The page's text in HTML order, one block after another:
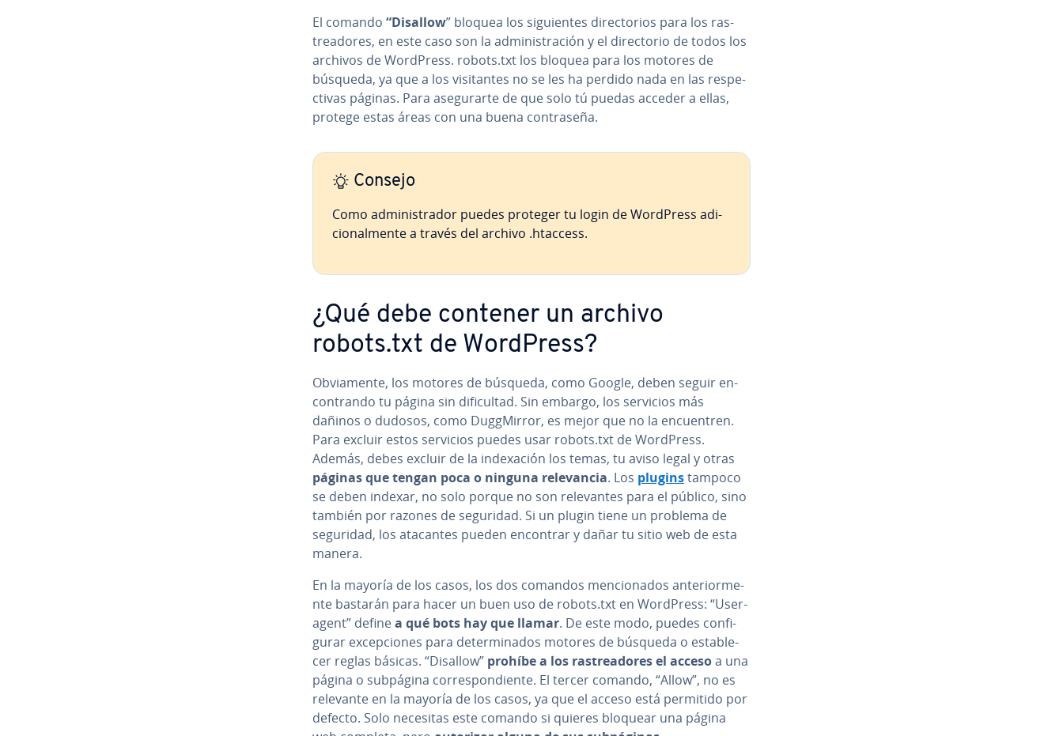
El comando “Disallow” bloquea los si­guie­n­tes di­re­c­to­rios para los ra­s­
trea­do­res, en este caso son la ad­mi­ni­s­tra­ción y el di­re­c­to­rio de todos los
archivos de WordPress. robots.txt los bloquea para los motores de
búsqueda, ya que a los vi­si­ta­n­tes no se les ha perdido nada en las re­s­pe­
c­ti­vas páginas. Para ase­gu­rar­te de que solo tú puedas acceder a ellas,
protege estas áreas con una buena co­n­tra­se­ña.
Consejo
Como ad­mi­ni­s­tra­dor puedes proteger tu login de WordPress adi­
cio­na­l­me­n­te a través del archivo .htaccess.
¿Qué debe contener un archivo
robots.txt de WordPress?
Ob­via­me­n­te, los motores de búsqueda, como Google, deben seguir en­
co­n­tra­n­do tu página sin di­fi­cu­l­tad. Sin embargo, los servicios más
dañinos o dudosos, como Du­g­g­Mi­rror, es mejor que no la en­cue­n­tren.
Para excluir estos servicios puedes usar robots.txt de WordPress.
Además, debes excluir de la in­de­xa­ción los temas, tu aviso legal y otras
páginas que tengan poca o ninguna re­le­va­n­cia. Los pluginstampoco
se deben indexar, no solo porque no son re­le­va­n­tes para el público, sino
también por razones de seguridad. Si un plugin tiene un problema de
seguridad, los atacantes pueden encontrar y dañar tu sitio web de esta
manera.
En la mayoría de los casos, los dos comandos me­n­cio­na­dos an­te­rio­r­me­
n­te bastarán para hacer un buen uso de robots.txt en WordPress: “User-
agent” definea qué bots hay que llamar. De este modo, puedes co­n­fi­
gu­rar ex­ce­p­cio­nes para de­te­r­mi­na­dos motores de búsqueda o es­ta­ble­
cer reglas básicas. “Disallow” prohíbe a los ra­s­trea­do­res el accesoa una
página o subpágina co­rre­s­po­n­die­n­te. El tercer comando, “Allow”, no es
relevante en la mayoría de los casos, ya que el acceso está permitido por
defecto. Solo necesitas este comando si quieres bloquear una página